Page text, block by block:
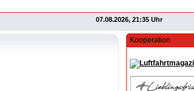
07.08.2026, 21:35 Uhr
Kooperation